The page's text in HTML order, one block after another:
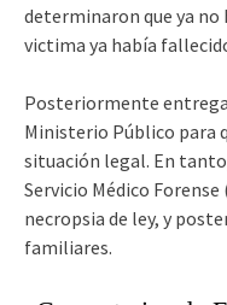
determinaron que ya no
victima ya había
Posteriormente
Ministerio Público para
situación legal. En
Servicio Médico
necropsia de ley, y
familiares.